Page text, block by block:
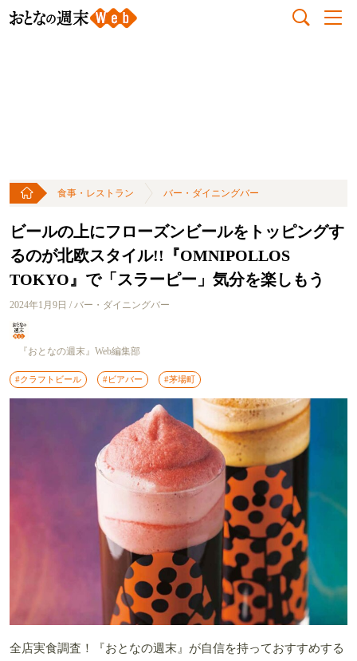
食事・レストラン バー・ダイニングバー
ビールの上にフローズンビールをトッピングす
るのが北欧スタイル!!『OMNIPOLLOS
TOKYO』で「スラーピー」気分を楽しもう
2024年1月9日 / バー・ダイニングバー
『おとなの週末』Web編集部
#クラフトビール #ビアバー #茅場町
全店実食調査！『おとなの週末』が自信を持っておすすめする